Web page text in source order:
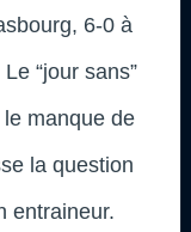
6-0 à
“jour sans”
manque de
la question
entraineur.